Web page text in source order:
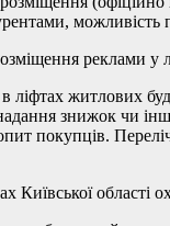
можливість
реклами у
ліфтах житлових
знижок чи
покупців.
Київської області